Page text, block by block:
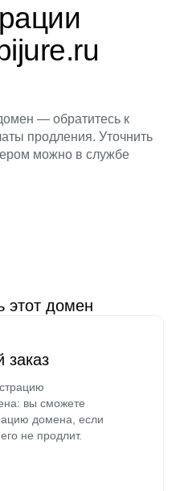
— обратитесь к
продления. Уточнить
можно в службе
этот домен
заказ
вы сможете
домена, если
не продлит.